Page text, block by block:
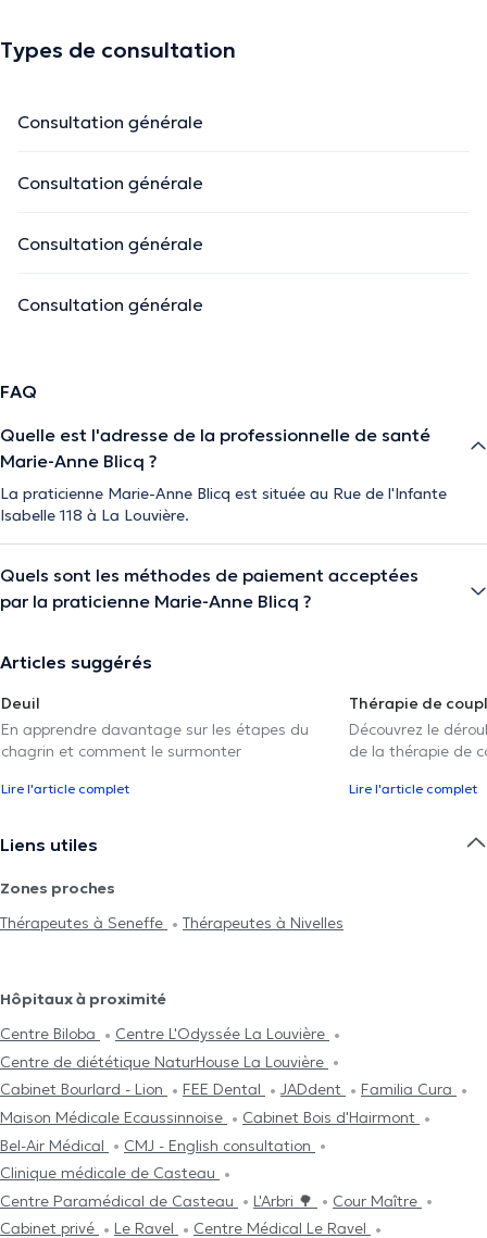
Types de consultation
Consultation générale
Consultation générale
Consultation générale
Consultation générale
FAQ
Quelle est l'adresse de la professionnelle de santé
Marie-Anne Blicq ?
La praticienne Marie-Anne Blicq est située au Rue de l'Infante
Isabelle 118 à La Louvière.
Quels sont les méthodes de paiement acceptées
par la praticienne Marie-Anne Blicq ?
Articles suggérés
Deuil
En apprendre davantage sur les étapes du
chagrin et comment le surmonter
Lire l'article complet
Thérapie de
Découvrez le
de la thérapie de
Lire l'article complet
Liens utiles
Zones proches
Thérapeutes à Seneffe
Thérapeutes à Nivelles
Hôpitaux à proximité
Centre Biloba
Centre L'Odyssée La Louvière
Centre de diététique NaturHouse La Louvière
Cabinet Bourlard - Lion
FEE Dental JADdent
Familia Cura
Maison Médicale Ecaussinnoise
Cabinet Bois d'Hairmont
Bel-Air Médical
CMJ - English consultation
Clinique médicale de Casteau
Centre Paramédical de Casteau
L'Arbri 🌳
Cour Maître
Cabinet privé
Le Ravel
Centre Médical Le Ravel